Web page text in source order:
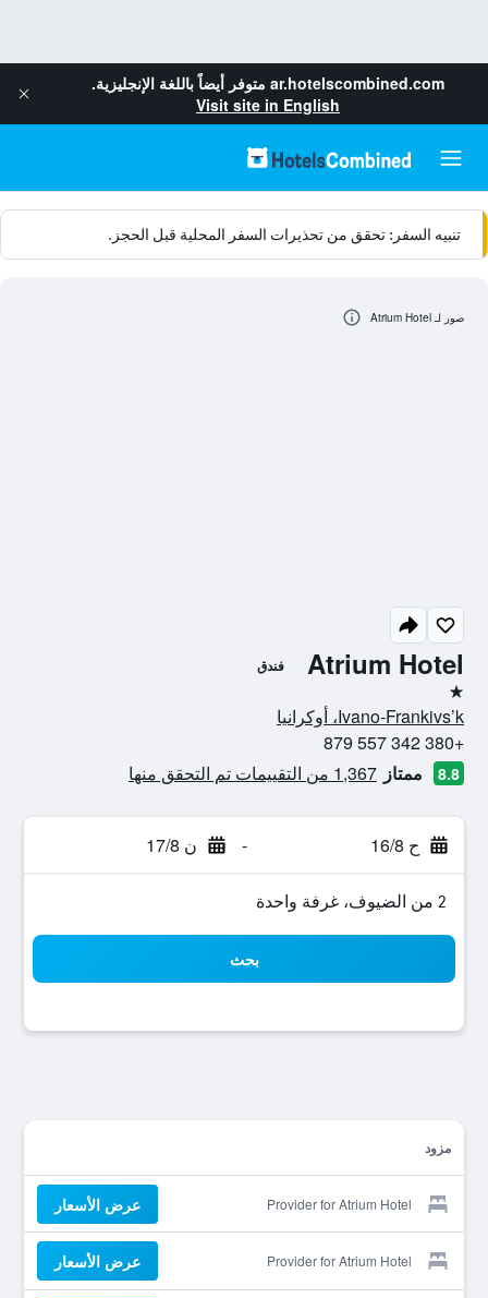
ar.hotelscombined.com متوفر أيضاً باللغة الإنجليزية.
Visit site in English
تنبيه السفر: تحقق من تحذيرات السفر المحلية قبل الحجز.
Atrium Hotel فندق
نجمة واحدة
Ivano-Frankivs’k، أوكرانيا
+380 342 557 879
8.8 ممتاز 1,367 من التقييمات تم التحقق منها
ح 16/8 - ن 17/8
2 من الضيوف، غرفة واحدة
بحث
مزود
Provider for Atrium Hotel عرض الأسعار
Provider for Atrium Hotel عرض الأسعار
صور لـ Atrium Hotel